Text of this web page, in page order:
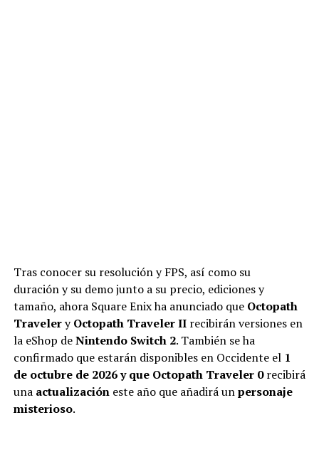
Tras conocer su resolución y FPS, así como su
duración y su demo junto a su precio, ediciones y
tamaño, ahora Square Enix ha anunciado que Octopath
TraveleryOctopath Traveler IIrecibirán versiones en
la eShop deNintendo Switch 2. También se ha
confirmado que estarán disponibles en Occidente el 1
de octubre de 2026 y que Octopath Traveler 0recibirá
una actualizacióneste año que añadirá unpersonaje
misterioso.